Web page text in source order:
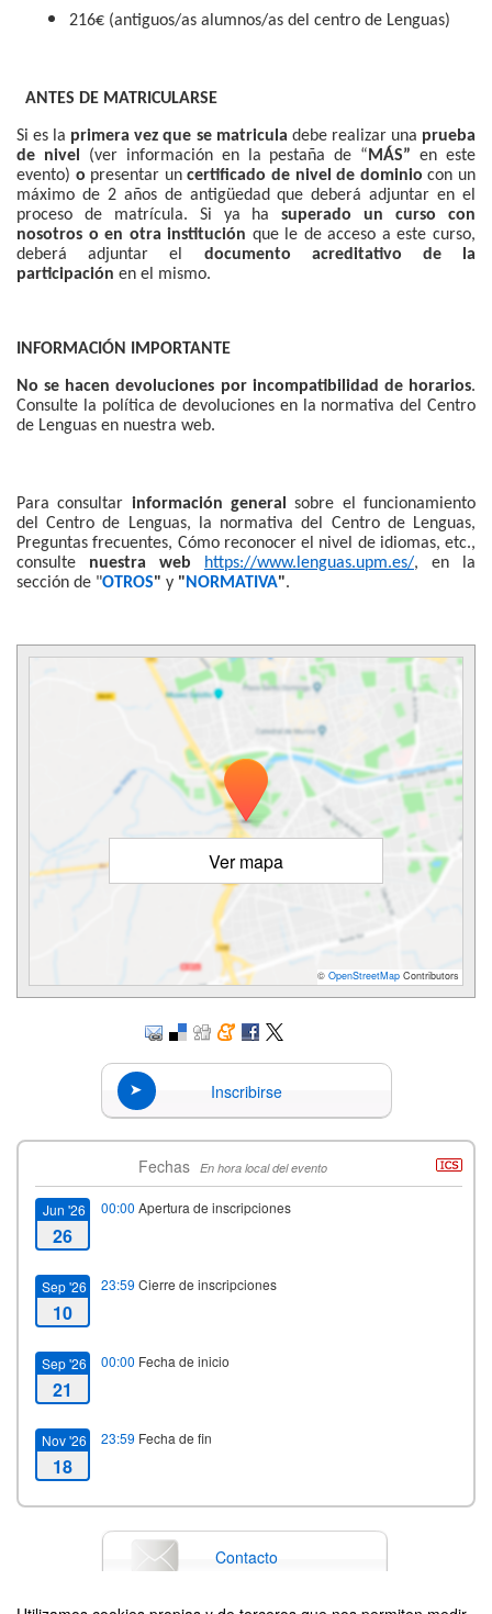
216€ (antiguos/as alumnos/as del centro de Lenguas)
ANTES DE MATRICULARSE
Si es la primera vez que se matricula debe realizar una prueba
de nivel (ver información en la pestaña de “MÁS”en este
evento) o presentar uncertificado de nivel de dominio con un
máximo de 2 años de antigüedad que deberá adjuntar en el
proceso de matrícula. Si ya hasuperado un curso con
nosotros o en otra institución que le de acceso a este curso,
deberá adjuntar el documento acreditativo de la
participación en el mismo.
INFORMACIÓN IMPORTANTE
No se hacen devoluciones por incompatibilidad de horarios.
Consulte la política de devoluciones en la normativa del Centro
de Lenguas en nuestra web.
Para consultar información general sobre el funcionamiento
del Centro de Lenguas, la normativa del Centro de Lenguas,
Preguntas frecuentes, Cómo reconocer el nivel de idiomas, etc.,
consulte nuestra web https://www.lenguas.upm.es/, en la
sección de "OTROS" y "NORMATIVA".
Ver mapa
© OpenStreetMap Contributors
Inscribirse
Fechas En hora local del evento
Jun '26
26
00:00 Apertura de inscripciones
Sep '26
10
23:59 Cierre de inscripciones
Sep '26
21
00:00 Fecha de inicio
Nov '26
18
23:59 Fecha de fin
Contacto